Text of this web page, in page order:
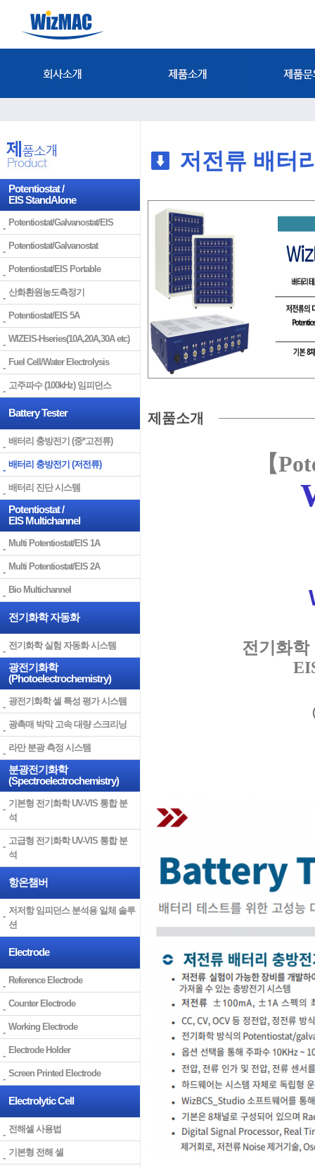
Potentiostat /
EIS StandAlone
Potentiostat/Galvanostat/EIS
Potentiostat/Galvanostat
Potentiostat/EIS Portable
산화환원농도측정기
Potentiostat/EIS 5A
WIZEIS-Hseries(10A,20A,30A etc)
Fuel Cell/Water Electrolysis
고주파수 (100kHz) 임피던스
Battery Tester
배터리 충방전기 (중*고전류)
배터리 충방전기 (저전류)
배터리 진단 시스템
Potentiostat /
EIS Multichannel
Multi Potentiostat/EIS 1A
Multi Potentiostat/EIS 2A
Bio Multichannel
전기화학 자동화
전기화학 실험 자동화 시스템
광전기화학
(Photoelectrochemistry)
광전기화학 셀 특성 평가 시스템
광촉매 박막 고속 대량 스크리닝
라만 분광 측정 시스템
분광전기화학
(Spectroelectrochemistry)
기본형 전기화학 UV-VIS 통합 분
석
고급형 전기화학 UV-VIS 통합 분
석
항온챔버
저저항 임피던스 분석용 일체 솔루
션
Electrode
Reference Electrode
Counter Electrode
Working Electrode
Electrode Holder
Screen Printed Electrode
Electrolytic Cell
전해셀 사용법
기본형 전해 셀
저전류 배터리
제품소개
【
전기화